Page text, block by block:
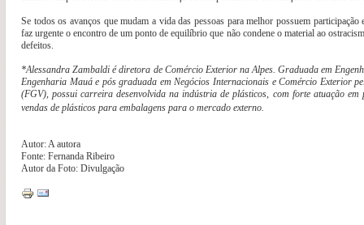
Se todos os avanços que mudam a vida das pessoas para melhor possuem participação
faz urgente o encontro de um ponto de equilíbrio que não condene o material ao
defeitos.
*Alessandra Zambaldi é diretora de Comércio Exterior na Alpes. Graduada em
Engenharia Mauá e pós graduada em Negócios Internacionais e Comércio Exterior
(FGV), possui carreira desenvolvida na indústria de plásticos, com forte atuação em
vendas de plásticos para embalagens para o mercado externo.
Autor: A autora
Fonte: Fernanda Ribeiro
Autor da Foto: Divulgação